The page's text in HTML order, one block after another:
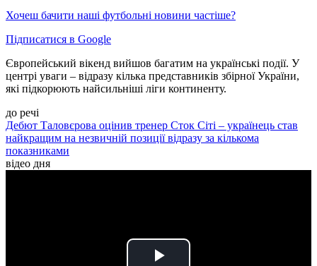
Хочеш бачити наші футбольні новини частіше?
Підписатися в Google
Європейський вікенд вийшов багатим на українські події. У
центрі уваги – відразу кілька представників збірної України,
які підкорюють найсильніші ліги континенту.
до речі
Дебют Таловєрова оцінив тренер Сток Сіті – українець став
найкращим на незвичній позиції відразу за кількома
показниками
відео дня